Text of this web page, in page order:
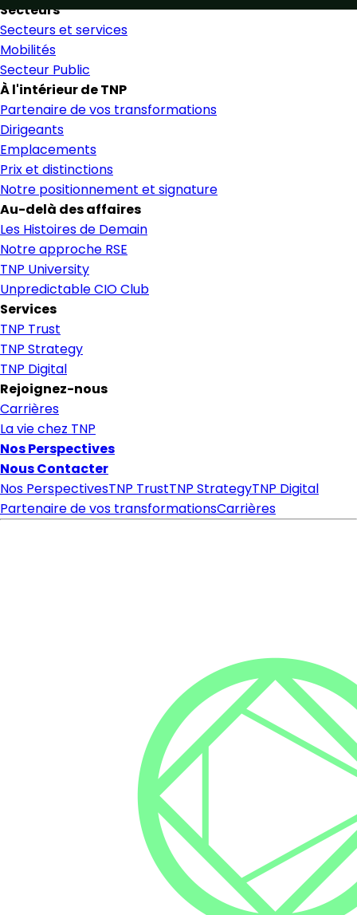
Secteurs
Secteurs et services
Mobilités
Secteur Public
À l'intérieur de TNP
Partenaire de vos transformations
Dirigeants
Emplacements
Prix et distinctions
Notre positionnement et signature
Au-delà des affaires
Les Histoires de Demain
Notre approche RSE
TNP University
Unpredictable CIO Club
Services
TNP Trust
TNP Strategy
TNP Digital
Rejoignez-nous
Carrières
La vie chez TNP
Nos Perspectives
Nous Contacter
Nos PerspectivesTNP TrustTNP StrategyTNP Digital
Partenaire de vos transformationsCarrières